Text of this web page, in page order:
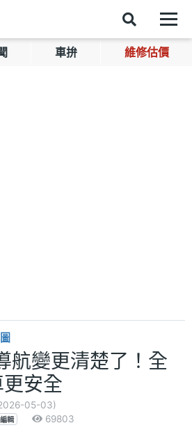
車拚 維修估價
航變更清楚了！全
安全
05-03)
輯 69803